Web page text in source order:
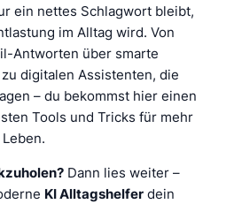
ein nettes Schlagwort bleibt,
im Alltag wird. Von
Antworten über smarte
digitalen Assistenten, die
– du bekommst hier einen
Tools und Tricks für mehr
Dann lies weiter –
KI Alltagshelfer dein